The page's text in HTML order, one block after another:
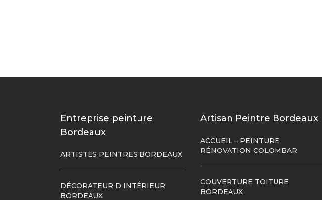
Entreprise peinture
Bordeaux
ARTISTES PEINTRES BORDEAUX
DÉCORATEUR D INTÉRIEUR
BORDEAUX
Artisan Peintre Bordeaux
ACCUEIL – PEINTURE
RÉNOVATION COLOMBAR
COUVERTURE TOITURE
BORDEAUX